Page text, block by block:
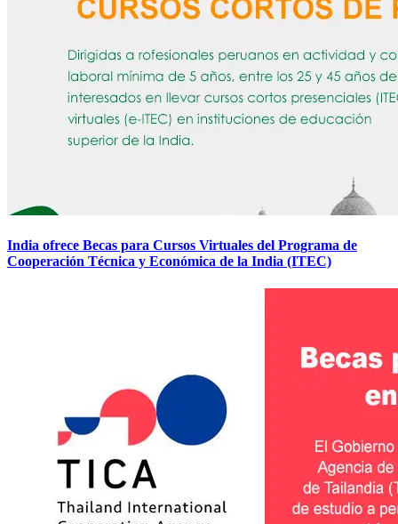
India ofrece Becas para Cursos Virtuales del Programa de
Cooperación Técnica y Económica de la India (ITEC)